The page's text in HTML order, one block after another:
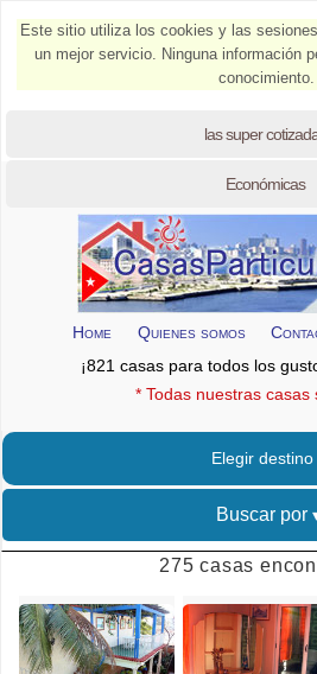
Este sitio utiliza los cookies y las
un mejor servicio. Ninguna información
conocimiento.
las super
Económicas
Home Quienes somos
¡821 casas para todos los
* Todas nuestras casas
Elegir destino
Buscar por
275 casas